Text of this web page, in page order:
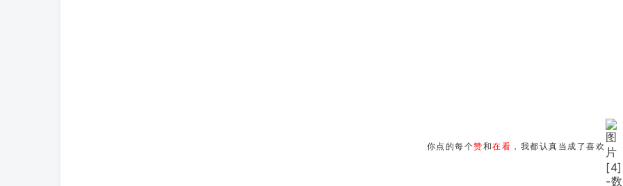
你点的每个赞和在看 ，我都认真当成了喜欢